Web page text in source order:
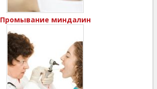
Промывание миндалин